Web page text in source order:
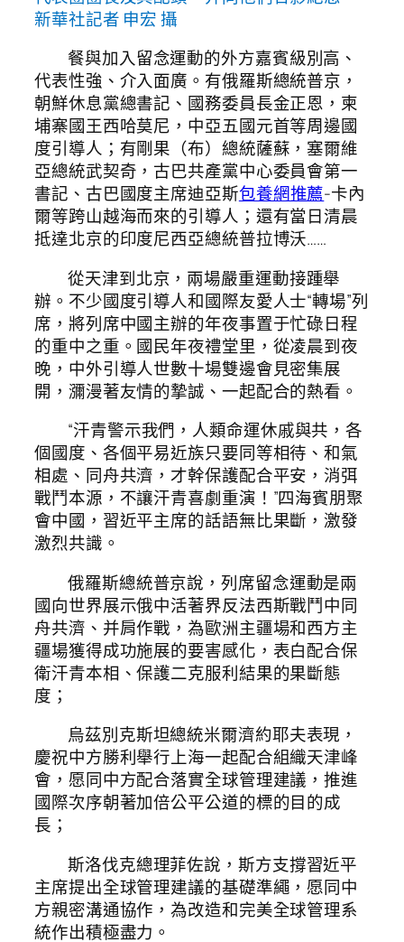
新華社記者 申宏 攝
餐與加入留念運動的外方嘉賓級別高、
代表性強、介入面廣。有俄羅斯總統普京，
朝鮮休息黨總書記、國務委員長金正恩，柬
埔寨國王西哈莫尼，中亞五國元首等周邊國
度引導人；有剛果（布）總統薩蘇，塞爾維
亞總統武契奇，古巴共產黨中心委員會第一
書記、古巴國度主席迪亞斯包養網推薦-卡內
爾等跨山越海而來的引導人；還有當日清晨
抵達北京的印度尼西亞總統普拉博沃……
從天津到北京，兩場嚴重運動接踵舉
辦。不少國度引導人和國際友愛人士“轉場”列
席，將列席中國主辦的年夜事置于忙碌日程
的重中之重。國民年夜禮堂里，從凌晨到夜
晚，中外引導人世數十場雙邊會見密集展
開，瀰漫著友情的摯誠、一起配合的熱看。
“汗青警示我們，人類命運休戚與共，各
個國度、各個平易近族只要同等相待、和氣
相處、同舟共濟，才幹保護配合平安，消弭
戰鬥本源，不讓汗青喜劇重演！”四海賓朋聚
會中國，習近平主席的話語無比果斷，激發
激烈共識。
俄羅斯總統普京說，列席留念運動是兩
國向世界展示俄中活著界反法西斯戰鬥中同
舟共濟、并肩作戰，為歐洲主疆場和西方主
疆場獲得成功施展的要害感化，表白配合保
衛汗青本相、保護二克服利結果的果斷態
度；
烏茲別克斯坦總統米爾濟約耶夫表現，
慶祝中方勝利舉行上海一起配合組織天津峰
會，愿同中方配合落實全球管理建議，推進
國際次序朝著加倍公平公道的標的目的成
長；
斯洛伐克總理菲佐說，斯方支撐習近平
主席提出全球管理建議的基礎準繩，愿同中
方親密溝通協作，為改造和完美全球管理系
統作出積極盡力。